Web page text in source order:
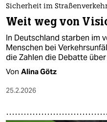
Sicherheit im
Weit weg von
In Deutschland starben im
Menschen bei
die Zahlen die Debatte
Von Alina Götz
25.2.2026